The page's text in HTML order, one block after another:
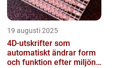
19 augusti 2025
4D-utskrifter som
automatiskt ändrar form
och funktion efter miljöns